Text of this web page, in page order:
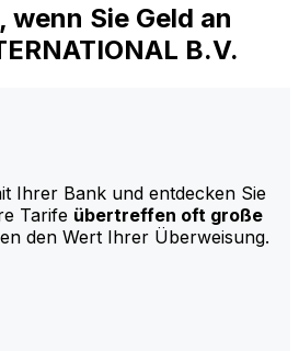
wenn Sie Geld an
B.V.
Ihrer Bank und entdecken Sie
Tarife übertreffen oft große
den Wert Ihrer Überweisung.